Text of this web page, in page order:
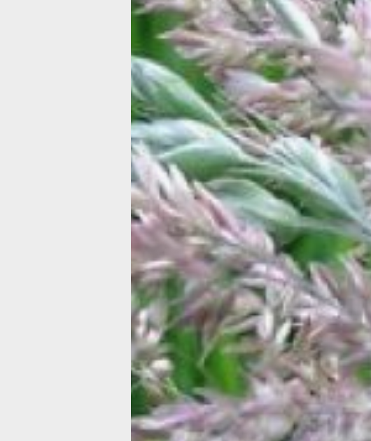
гравийных садов, миксбордеров и пр.
Кортадерия (или пампасная трава)
Декоративное растение, достигающее высоты
3 м. Растение имеет изгибающиеся или
прямые стебли, на которых по мере роста
образуются длинные и пушистые колосья
соцветий. Кортадерию высаживают в
миксбордеры, на открытые пространства и
позади низкорослых растений и трав.
Пеннисетум
Декоративный злак, часто его называют
фонтанной травой или перистощетинник.
Пеннисетум представляет собой растение
высотой до 1,5 м, с продолговатыми
пушистыми колосками, напоминающими
ершики. Растет злак достаточно быстро,
отлично вписывается в цветники.
В России большой популярностью пользуется
пеннисетум китайский или хвостовидный, сорт
имеет привлекательный окрас соцветий.
Актуален среди садоводов пеннисетум
мохнатый, отличающийся светлыми
соцветиями, которые с течением времени
приобретают бордовый оттенок. Пеннисетум
восточный радует взгляд компактными
формами. Пеннисетум щетинистый имеет
необычные изогнутые стебли, образующие
форму фонтана.
Великолепия садовому участку может
придать пеннисетум сизый, сорт был впервые
представлен лишь в 2005 году. Этот вид
пеннисетумов отличается стеблями, листьями